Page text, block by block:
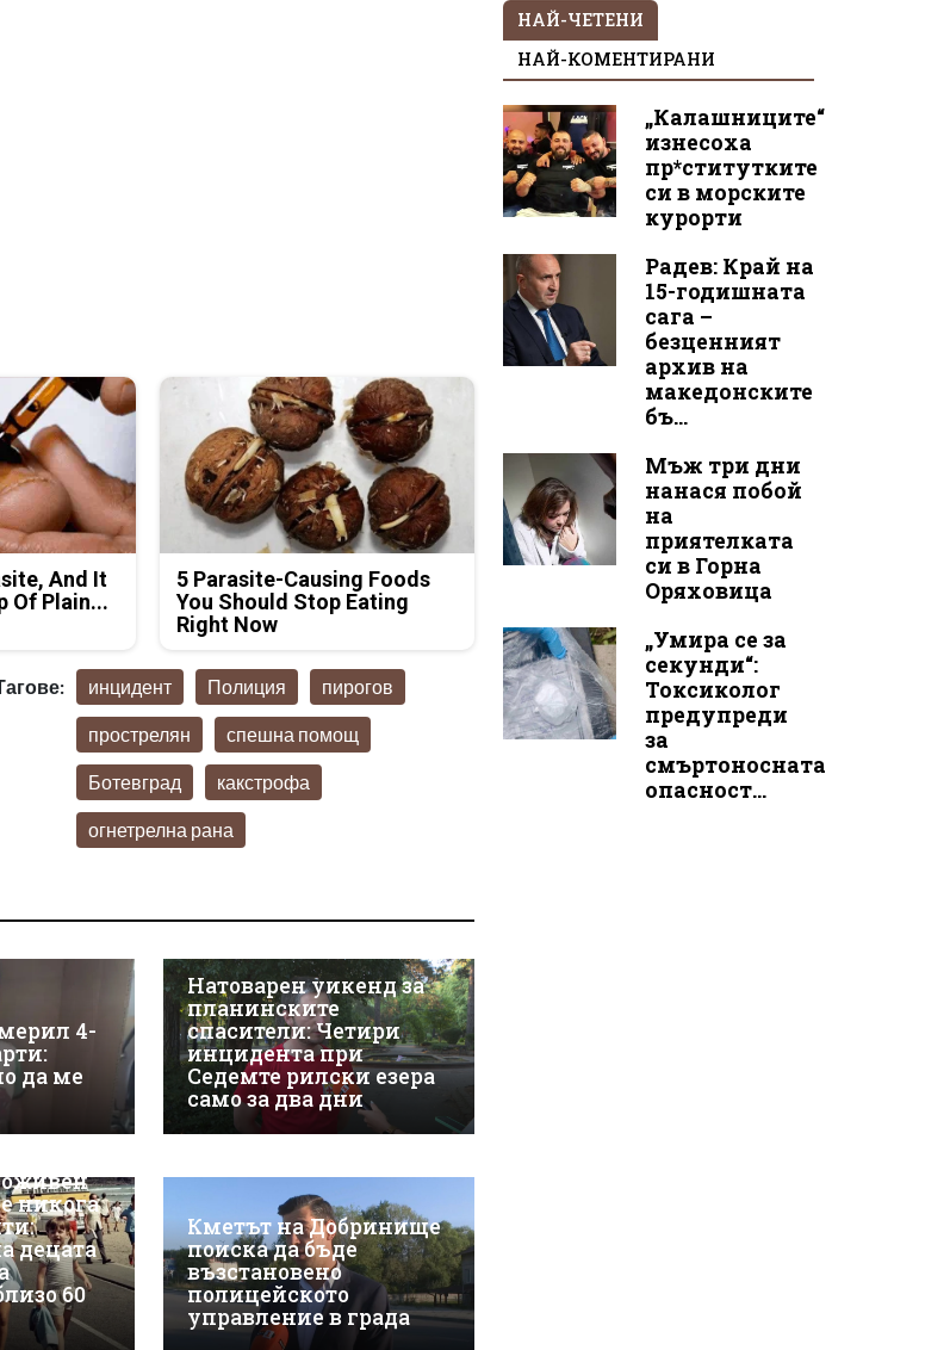
And It
Of Plain...
5 Parasite-Causing Foods
You Should Stop Eating
Right Now
инцидент Полиция пирогов
прострелян спешна помощ
Ботевград какстрофа
огнетрелна рана
4-
да ме
Натоварен уикенд за
планинските
спасители: Четири
инцидента при
Седемте рилски езера
само за два дни
оживен
никога
децата
60
Кметът на Добринище
поиска да бъде
възстановено
полицейското
управление в града
НАЙ-ЧЕТЕНИ
НАЙ-КОМЕНТИРАНИ
„Калашниците“
изнесоха
пр*ститутките
си в морските
курорти
Радев: Край на
15-годишната
сага –
безценният
архив на
македонските
бъ...
Мъж три дни
нанася побой
на
приятелката
си в Горна
Оряховица
„Умира се за
секунди“:
Токсиколог
предупреди
за
смъртоносната
опасност...